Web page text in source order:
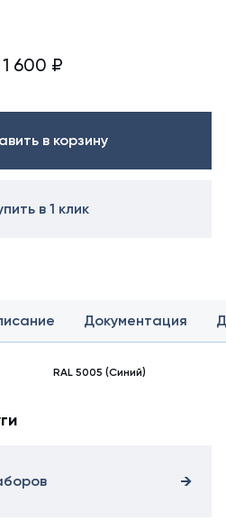
1 600 ₽
в корзину
в 1 клик
Документация
RAL 5005 (Синий)